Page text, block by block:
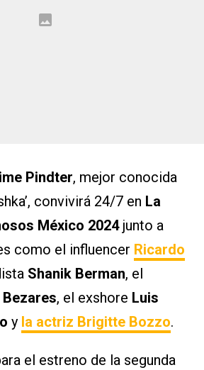
Pindter, mejor conocida
convivirá 24/7 en La
México 2024junto a
como el influencer Ricardo
Shanik Berman, el
, el exshore Luis
y la actriz Brigitte Bozzo.
el estreno de la segunda